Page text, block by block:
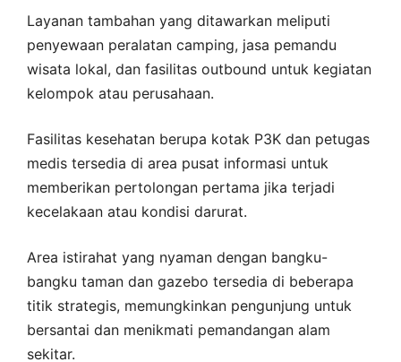
Layanan tambahan yang ditawarkan meliputi
penyewaan peralatan camping, jasa pemandu
wisata lokal, dan fasilitas outbound untuk kegiatan
kelompok atau perusahaan.
Fasilitas kesehatan berupa kotak P3K dan petugas
medis tersedia di area pusat informasi untuk
memberikan pertolongan pertama jika terjadi
kecelakaan atau kondisi darurat.
Area istirahat yang nyaman dengan bangku-
bangku taman dan gazebo tersedia di beberapa
titik strategis, memungkinkan pengunjung untuk
bersantai dan menikmati pemandangan alam
sekitar.